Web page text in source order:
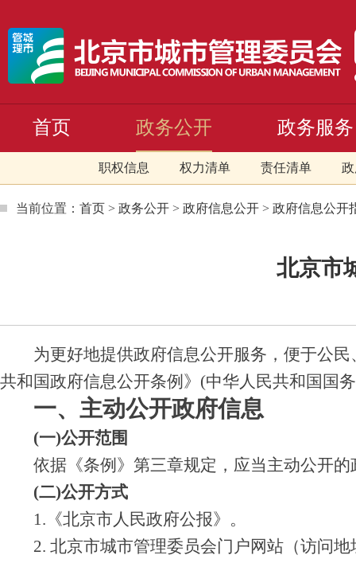
首页 政务公开
职权信息 权力清单 责任清单
政务服务
当前位置： 首页 > 政务公开 > 政府信息公开 > 政府信息公开
北京市
为更好地提供政府信息公开服务，便于公民
共和国政府信息公开条例》(中华人民共和国国
一、主动公开政府信息
(一)公开范围
依据《条例》第三章规定，应当主动公开的
(二)公开方式
1.《北京市人民政府公报》。
2. 北京市城市管理委员会门户网站（访问地